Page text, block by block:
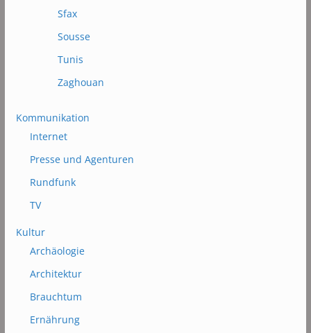
Sfax
Sousse
Tunis
Zaghouan
Kommunikation
Internet
Presse und Agenturen
Rundfunk
TV
Kultur
Archäologie
Architektur
Brauchtum
Ernährung